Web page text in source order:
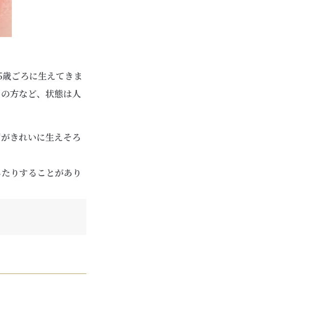
ごろに生えてきま
方など、状態は人
きれいに生えそろ
りすることがあり